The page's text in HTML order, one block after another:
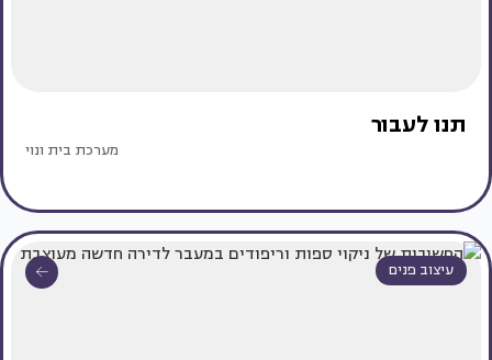
תנו לעבור
מערכת בית ונוי
עיצוב פנים